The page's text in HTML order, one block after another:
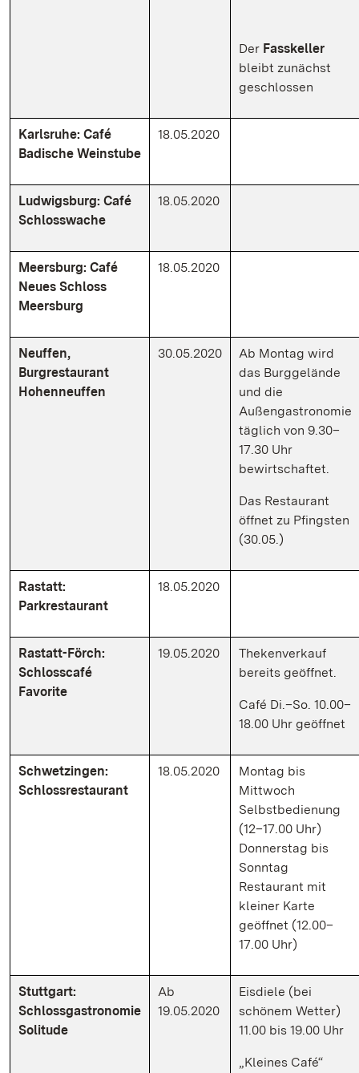
Der Fasskeller
bleibt zunächst
geschlossen
Karlsruhe: Café
Badische Weinstube
18.05.2020
Ludwigsburg: Café
Schlosswache
18.05.2020
Meersburg: Café
Neues Schloss
Meersburg
18.05.2020
Neuffen,
Burgrestaurant
Hohenneuffen
30.05.2020
Ab Montag wird
das Burggelände
und die
Außengastronomie
täglich von 9.30–
17.30 Uhr
bewirtschaftet.
Das Restaurant
öffnet zu Pfingsten
(30.05.)
Rastatt:
Parkrestaurant
18.05.2020
Rastatt-Förch:
Schlosscafé
Favorite
19.05.2020
Thekenverkauf
bereits geöffnet.
Café Di.–So. 10.00–
18.00 Uhr geöffnet
Schwetzingen:
Schlossrestaurant
18.05.2020
Montag bis
Mittwoch
Selbstbedienung
(12–17.00 Uhr)
Donnerstag bis
Sonntag
Restaurant mit
kleiner Karte
geöffnet (12.00–
17.00 Uhr)
Stuttgart:
Schlossgastronomie
Solitude
Ab
19.05.2020
Eisdiele (bei
schönem Wetter)
11.00 bis 19.00 Uhr
„Kleines Café“